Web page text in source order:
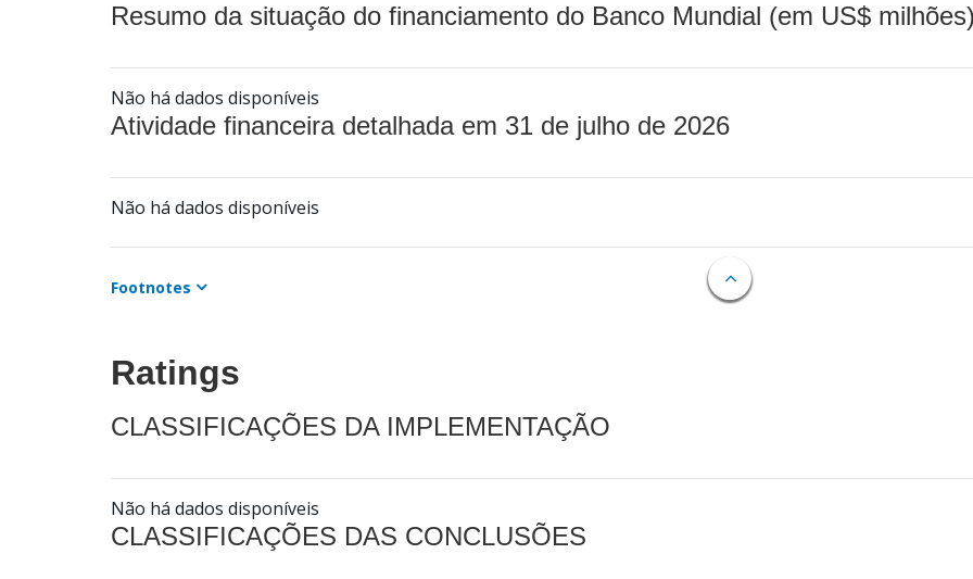
Resumo da situação do financiamento do Banco Mundial (em US$
Não há dados disponíveis
Atividade financeira detalhada em 31 de julho de 2026
Não há dados disponíveis
Footnotes
Ratings
CLASSIFICAÇÕES DA IMPLEMENTAÇÃO
Não há dados disponíveis
CLASSIFICAÇÕES DAS CONCLUSÕES